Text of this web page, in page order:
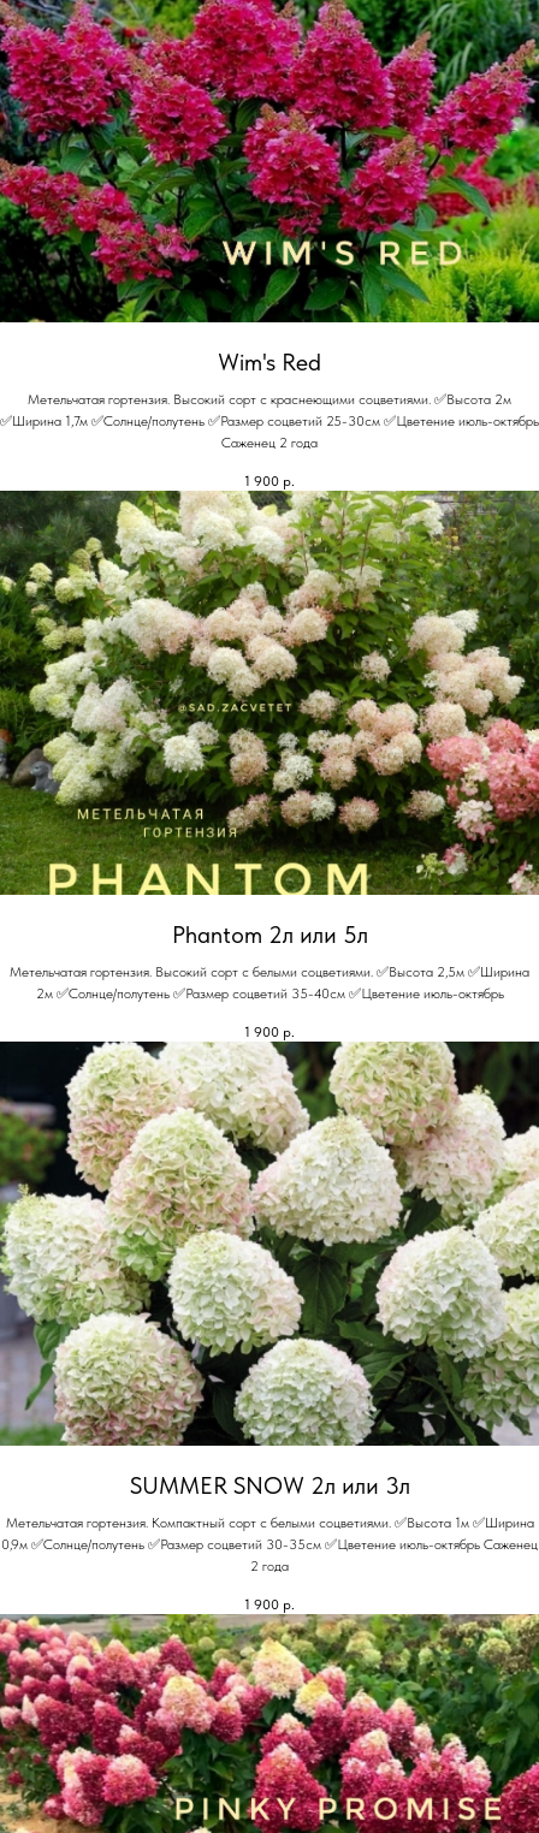
Wim's Red
Метельчатая гортензия. Высокий сорт с краснеющими соцветиями. ✅Высота 2м
✅Ширина 1,7м ✅Солнце/полутень ✅Размер соцветий 25-30см ✅Цветение июль-октябрь
Саженец 2 года
1 900 р.
Phantom 2л или 5л
Метельчатая гортензия. Высокий сорт с белыми соцветиями. ✅Высота 2,5м ✅Ширина
2м ✅Солнце/полутень ✅Размер соцветий 35-40см ✅Цветение июль-октябрь
1 900 р.
SUMMER SNOW 2л или 3л
Метельчатая гортензия. Компактный сорт с белыми соцветиями. ✅Высота 1м ✅Ширина
0,9м ✅Солнце/полутень ✅Размер соцветий 30-35см ✅Цветение июль-октябрь Саженец
2 года
1 900 р.